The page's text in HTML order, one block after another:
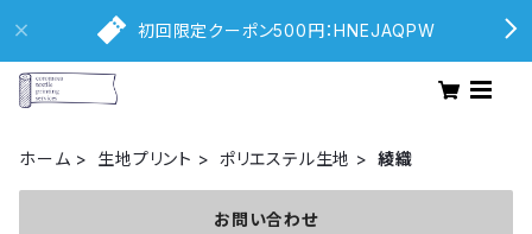
初回限定クーポン500円：HNEJAQPW
ホーム 生地プリント ポリエステル生地 綾織
お問い合わせ